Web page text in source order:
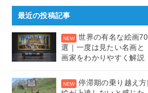
最近の投稿記事
世界の有名な絵画70
選｜一度は見たい名画と
画家をわかりやすく解説
停滞期の乗り越え方|